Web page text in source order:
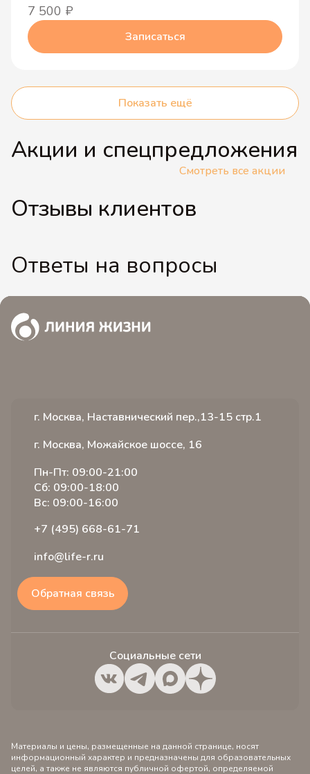
7 500 ₽
Записаться
Показать ещё
Акции и спецпредложения
Смотреть все акции
Отзывы клиентов
Ответы на вопросы
г. Москва, Наставнический пер.,13-15 стр.1
г. Москва, Можайское шоссе, 16
Пн-Пт: 09:00-21:00
Сб: 09:00-18:00
Вс: 09:00-16:00
+7 (495) 668-61-71
info@life-r.ru
Обратная связь
Социальные сети
Материалы и цены, размещенные на данной странице, носят
информационный характер и предназначены для образовательных
целей, а также не являются публичной офертой, определяемой